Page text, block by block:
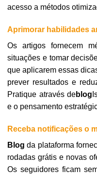
acesso a métodos
Aprimorar habilidades
Os artigos fornecem
situações e tomar
que aplicarem essas
prever resultados e
Pratique através deblog
e o pensamento
Receba notificações o
Blogda plataforma
rodadas grátis e novas
Os seguidores ficam